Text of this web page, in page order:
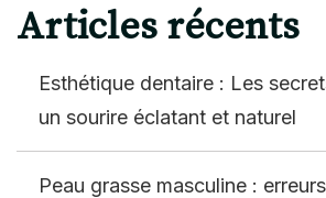
Articles récents
Esthétique dentaire : Les
un sourire éclatant et naturel
Peau grasse masculine :